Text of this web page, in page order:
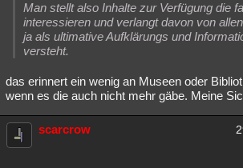
Man stellt also Inhalte zur Verfügung die
interessieren und verlangt davon von
ja als ultimative Aufklärungs und
versteht.
das erinnert ein wenig an Museen oder
wenn es die auch nicht mehr gäbe. Meine
scarcrow